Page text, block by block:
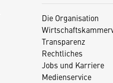
Die Organisation
Transparenz
Rechtliches
Jobs und Karriere
Medienservice